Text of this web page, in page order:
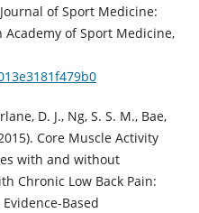
of Sport Medicine:
of Sport Medicine,
D. J., Ng, S. S. M., Bae,
Core Muscle Activity
with and without
Chronic Low Back Pain:
Based